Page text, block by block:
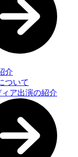
介
ついて
ア出演の紹介